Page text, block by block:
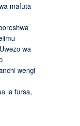
mafuta
wa
wengi
la fursa,